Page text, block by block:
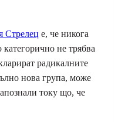
Стрелец е, че никога
не трябва
радикалните
нова група, може
току що, че